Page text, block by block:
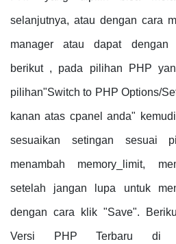
selanjutnya, atau dengan cara
manager atau dapat dengan
berikut , pada pilihan PHP
pilihan"Switch to PHP Options/
kanan atas cpanel anda"
sesuaikan setingan sesuai
menambah memory_limit,
setelah jangan lupa untuk
dengan cara klik "Save".
Versi PHP Terbaru di